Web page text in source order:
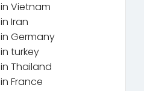
Vietnam
Iran
Germany
turkey
Thailand
France